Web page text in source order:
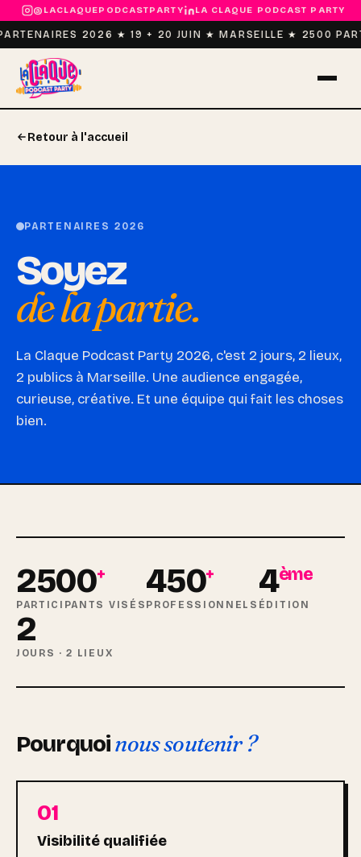
@LACLAQUEPODCASTPARTY LA CLAQUE PODCAST PARTY
2026 ★ 19 + 20 JUIN ★ MARSEILLE ★ 2500
Retour à l'accueil
PARTENAIRES 2026
Soyez
de la partie.
La Claque Podcast Party 2026, c'est 2 jours, 2 lieux,
2 publics à Marseille. Une audience engagée,
curieuse, créative. Et une équipe qui fait les choses
bien.
2500+
PARTICIPANTS VISÉS
450+
PROFESSIONNELS
4ème
ÉDITION
2
JOURS · 2 LIEUX
Pourquoinous soutenir ?
01
Visibilité qualifiée